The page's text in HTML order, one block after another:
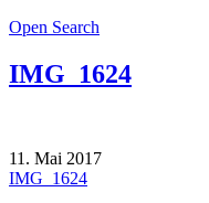
Open Search
IMG_1624
11. Mai 2017
Beitragsnavigation
IMG_1624